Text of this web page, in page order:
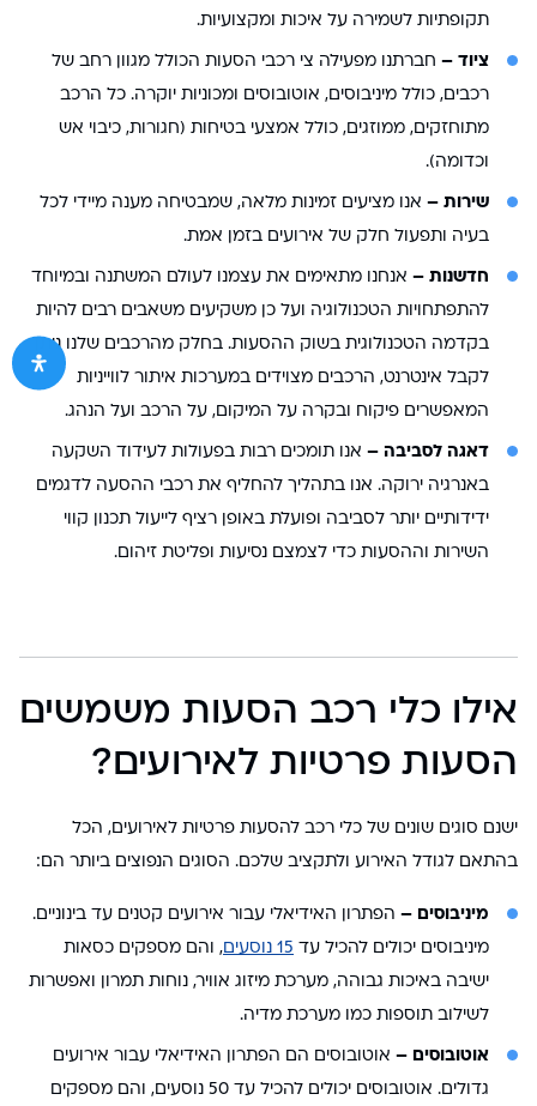
תקופתיות לשמירה על איכות ומקצועיות.
ציוד – חברתנו מפעילה צי רכבי הסעות הכולל מגוון רחב של
רכבים, כולל מיניבוסים, אוטובוסים ומכוניות יוקרה. כל הרכב
מתוחזקים, ממוזגים, כולל אמצעי בטיחות (חגורות, כיבוי אש
וכדומה).
שירות – אנו מציעים זמינות מלאה, שמבטיחה מענה מיידי לכל
בעיה ותפעול חלק של אירועים בזמן אמת.
חדשנות – אנחנו מתאימים את עצמנו לעולם המשתנה ובמיוחד
להתפתחויות הטכנולוגיה ועל כן משקיעים משאבים רבים להיות
בקדמה הטכנולוגית בשוק ההסעות. בחלק מהרכבים שלנו ניתן
לקבל אינטרנט, הרכבים מצוידים במערכות איתור לווייניות
המאפשרים פיקוח ובקרה על המיקום, על הרכב ועל הנהג.
דאגה לסביבה – אנו תומכים רבות בפעולות לעידוד השקעה
באנרגיה ירוקה. אנו בתהליך להחליף את רכבי ההסעה לדגמים
ידידותיים יותר לסביבה ופועלת באופן רציף לייעול תכנון קווי
השירות וההסעות כדי לצמצם נסיעות ופליטת זיהום.
אילו כלי רכב הסעות משמשים
הסעות פרטיות לאירועים?
ישנם סוגים שונים של כלי רכב להסעות פרטיות לאירועים, הכל
בהתאם לגודל האירוע ולתקציב שלכם. הסוגים הנפוצים ביותר הם:
מיניבוסים – הפתרון האידיאלי עבור אירועים קטנים עד בינוניים.
מיניבוסים יכולים להכיל עד 15 נוסעים
, והם מספקים כסאות
ישיבה באיכות גבוהה, מערכת מיזוג אוויר, נוחות תמרון ואפשרות
לשילוב תוספות כמו מערכת מדיה.
אוטובוסים – אוטובוסים הם הפתרון האידיאלי עבור אירועים
גדולים. אוטובוסים יכולים להכיל עד 50 נוסעים, והם מספקים